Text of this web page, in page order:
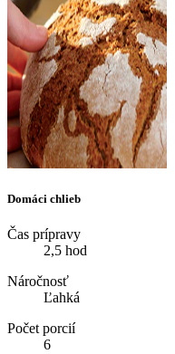
Domáci chlieb
Čas prípravy
2,5 hod
Náročnosť
Ľahká
Počet porcií
6